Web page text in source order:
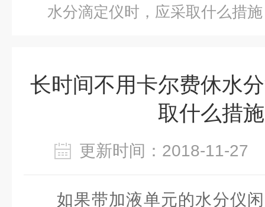
水分滴定仪时，应采取什么措
长时间不用卡尔费休水
取什么措
更新时间：2018-11-
如果带加液单元的水分仪